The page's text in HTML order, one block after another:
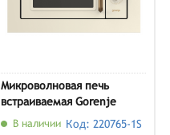
Микроволновая печь
встраиваемая Gorenje
BM235CLI, слоновая кость
В наличии Код: 220765-1S